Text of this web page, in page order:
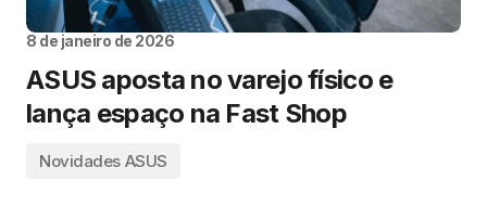
8 de janeiro de 2026
ASUS aposta no varejo físico e
lança espaço na Fast Shop
Novidades ASUS